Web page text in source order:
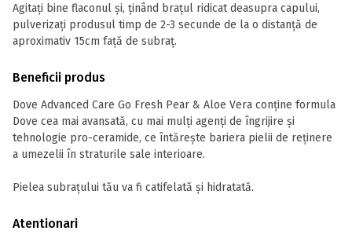
Agitați bine flaconul și, ținând brațul ridicat deasupra capului,
pulverizați produsul timp de 2-3 secunde de la o distanţă de
aproximativ 15cm faţă de subraț.
Beneficii produs
Dove Advanced Care Go Fresh Pear & Aloe Vera conține formula
Dove cea mai avansată, cu mai mulți agenți de îngrijire și
tehnologie pro-ceramide, ce întărește bariera pielii de reținere
a umezelii în straturile sale interioare.
Pielea subrațului tău va fi catifelată și hidratată.
Atentionari